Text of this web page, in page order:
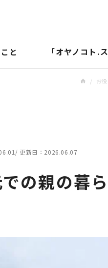
と 「オヤノコト.
/ お
更新日： 2026.06.07
の親の暮